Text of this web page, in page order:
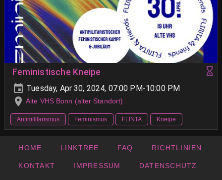
Feministische Kneipe
Tuesday, Apr 30, 2024, 07:00 PM-10:00 PM
Alte VHS Bonn (alter Standort)
Antimilitarismus Feminismus FLINTA Kneipe
HOME LINKTREE FAQ RICHTLINIEN
KONTAKT IMPRESSUM DATENSCHUTZ